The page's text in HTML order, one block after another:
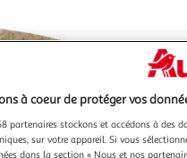
à coeur de protéger vos
partenaires stockons et accédons à des
sur votre appareil. Si vous
dans la section « Nous et nos